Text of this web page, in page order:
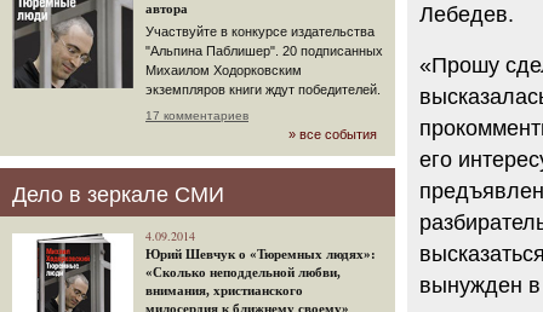
автора
Участвуйте в конкурсе издательства
"Альпина Паблишер". 20 подписанных
Михаилом Ходорковским
экземпляров книги ждут победителей.
17 комментариев
» все события
Дело в зеркале СМИ
4.09.2014
Юрий Шевчук о «Тюремных людях»:
«Сколько неподдельной любви,
внимания, христианского
милосердия к ближнему своему»
Лебедев.
«Прошу
его
вынужден в